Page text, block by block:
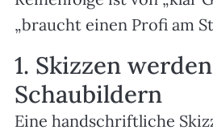
„braucht einen Profi am
1. Skizzen
Schaubildern
Eine handschriftliche